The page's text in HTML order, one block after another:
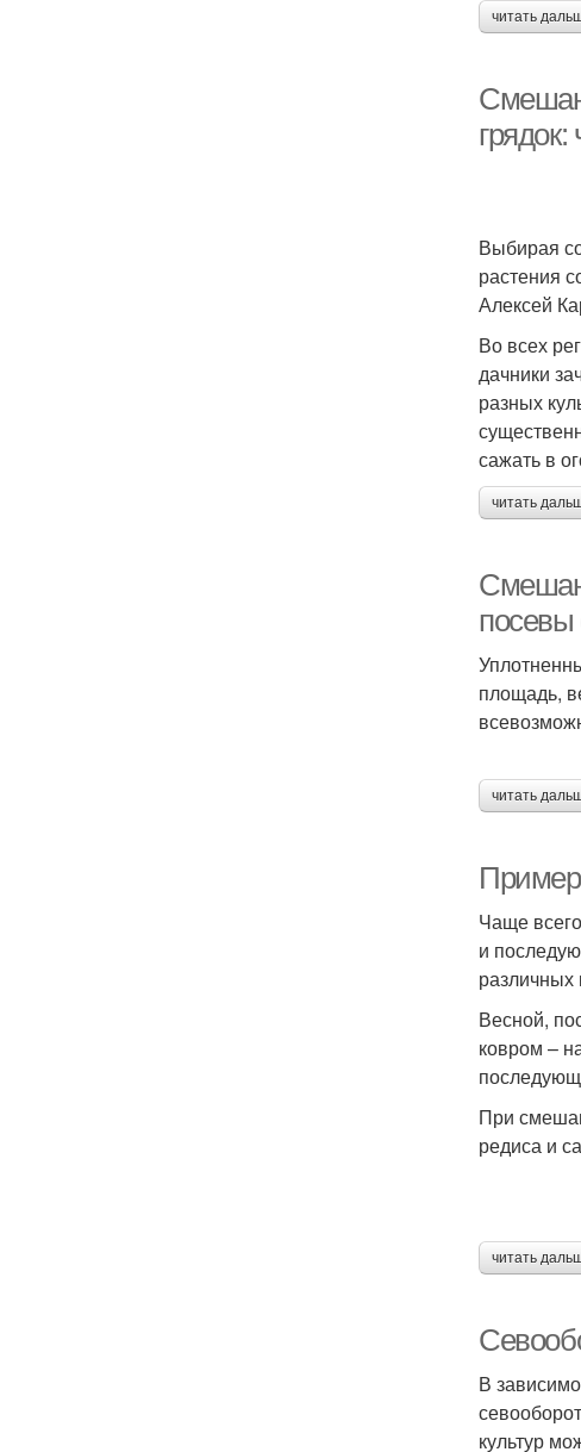
читать
грядок:
Выбирая
растения
Алексей
Во всех
дачники
разных
сажать в
читать
посевы
площадь,
читать
Чаще
и
различных
Весной,
ковром –
При
редиса и
читать
В
культур